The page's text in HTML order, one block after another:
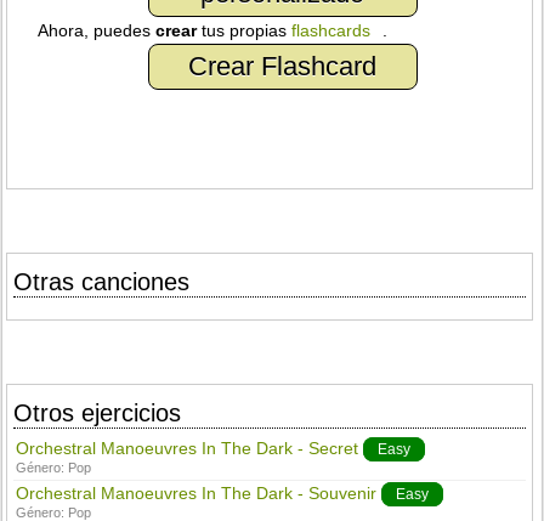
Ahora, puedescreartus propiasflashcards
Crear Flashcard
Otras canciones
Otros ejercicios
Orchestral Manoeuvres In The Dark - Secret Easy
Género: Pop
Orchestral Manoeuvres In The Dark - Souvenir Easy
Género: Pop